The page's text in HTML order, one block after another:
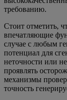
требованию.
Стоит отметить,
впечатляющие
случае с любым
потенциал для
неточности или
проявлять
механизмы
точность